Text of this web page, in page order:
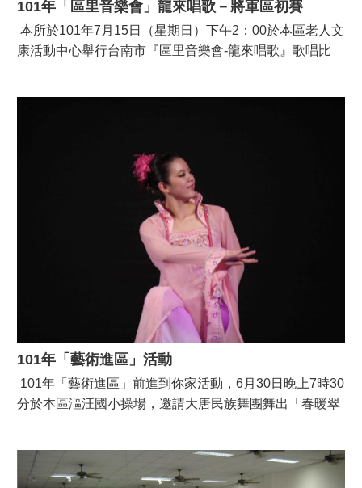
101年「區里音樂會」龍來唱歌－將軍區初賽
本所於101年7月15日（星期日）下午2：00於本區老人文
康活動中心舉行台南市『區里音樂會-龍來唱歌』歌唱比
101年「藝術進區」活動
101年「藝術進區」前進到你家活動，6月30日晚上7時30
分於本區漚汪國小操場，邀請大唐民族舞團舞出「春暖翠
功。